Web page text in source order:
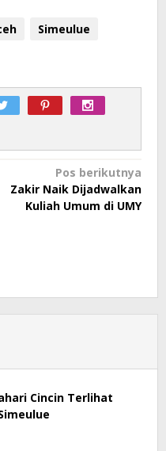
Simeulue
Pos berikutnya
Zakir Naik Dijadwalkan
Kuliah Umum di UMY
Cincin Terlihat